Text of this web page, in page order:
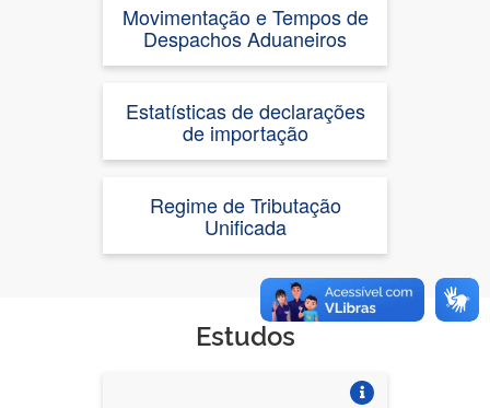
Movimentação e Tempos de
Despachos Aduaneiros
Estatísticas de declarações
de importação
Regime de Tributação
Unificada
Estudos